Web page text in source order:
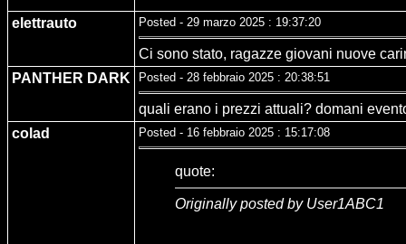
elettrauto Posted - 29 marzo 2025 : 19:37:20
Ci sono stato, ragazze giovani nuove
PANTHER DARK
Posted - 28 febbraio 2025 : 20:38:51
quali erano i prezzi attuali? domani
colad
Posted - 16 febbraio 2025 : 15:17:08
quote:
Originally posted by User1ABC1